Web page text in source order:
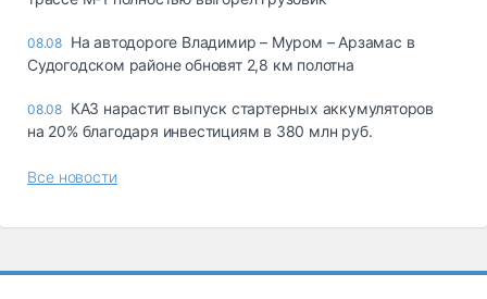
08.08 На автодороге Владимир – Муром – Арзамас в
Судогодском районе обновят 2,8 км полотна
08.08 КАЗ нарастит выпуск стартерных аккумуляторов
на 20% благодаря инвестициям в 380 млн руб.
Все новости